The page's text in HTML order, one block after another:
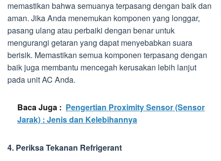
memastikan bahwa semuanya terpasang dengan baik dan
aman. Jika Anda menemukan komponen yang longgar,
pasang ulang atau perbaiki dengan benar untuk
mengurangi getaran yang dapat menyebabkan suara
berisik. Memastikan semua komponen terpasang dengan
baik juga membantu mencegah kerusakan lebih lanjut
pada unit AC Anda.
Baca Juga : Pengertian Proximity Sensor (Sensor
Jarak) : Jenis dan Kelebihannya
4. Periksa Tekanan Refrigerant